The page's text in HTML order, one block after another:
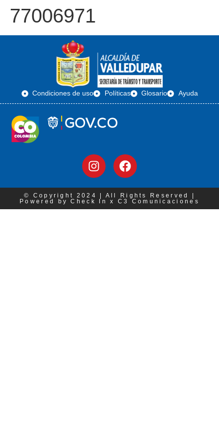
77006971
Condiciones de uso Políticas Glosario Ayuda
© Copyright 2024 | All Rights Reserved |
Powered by Check In x C3 Comunicaciones